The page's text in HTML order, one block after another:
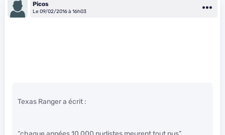
Picos
Le 09/02/2016 à 16h03
Texas Ranger a écrit :